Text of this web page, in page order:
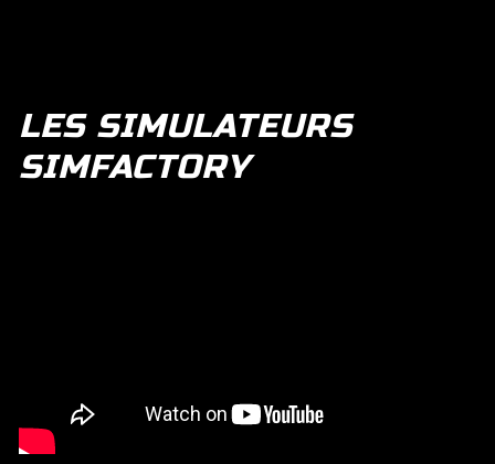
LES SIMULATEURS
SIMFACTORY